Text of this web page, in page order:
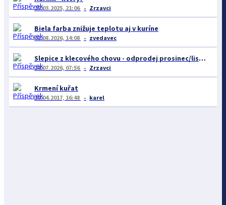
25.03.2025, 21:06 Zrzavci
Biela farba znižuje teplotu aj v kuríne
01.08.2026, 14:08 zvedavec
Slepice z klecového chovu - odprodej prosinec/listopad
24.07.2026, 07:56 Zrzavci
Krmení kuřat
19.04.2017, 16:48 karel